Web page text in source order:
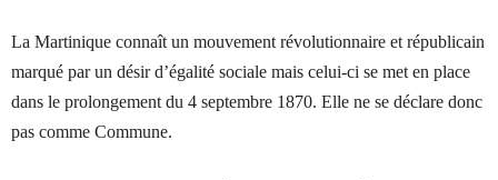
La Martinique connaît un mouvement révolutionnaire et républicain
marqué par un désir d’égalité sociale mais celui-ci se met en place
dans le prolongement du 4 septembre 1870. Elle ne se déclare donc
pas comme Commune.